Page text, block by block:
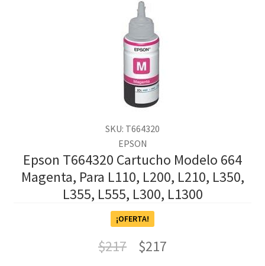
SKU: T664320
EPSON
Epson T664320 Cartucho Modelo 664
Magenta, Para L110, L200, L210, L350,
L355, L555, L300, L1300
¡OFERTA!
$217 $217